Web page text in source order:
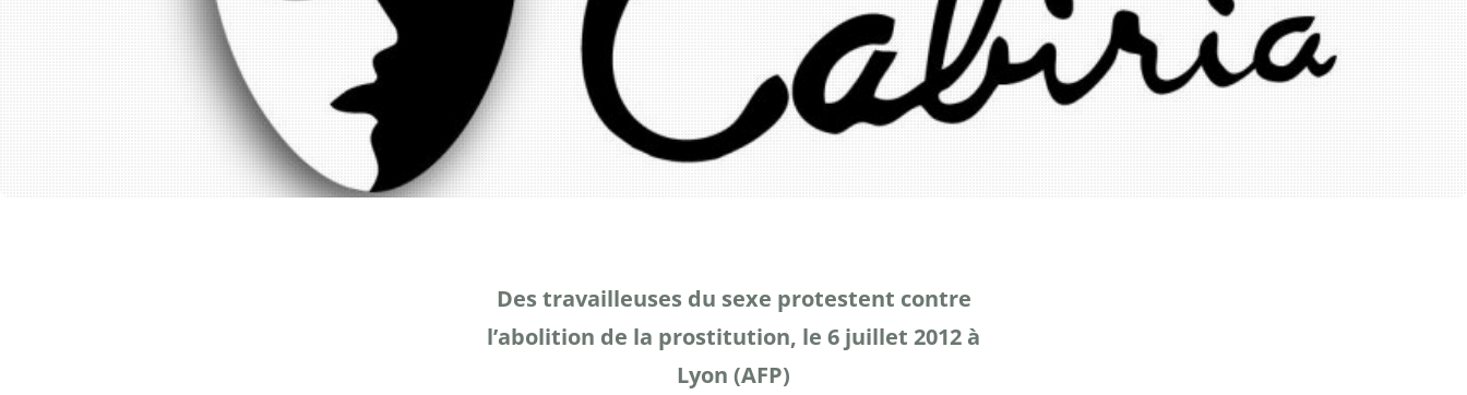
Des travailleuses du sexe protestent contre
l’abolition de la prostitution, le 6 juillet 2012 à
Lyon (AFP)